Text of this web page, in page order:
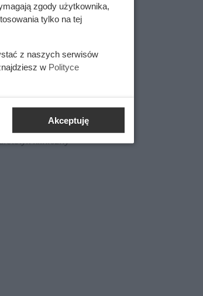
Jest bardzo
się.
kliniczny
zgody użytkownika,
tylko na tej
z naszych serwisów
w Polityce
Akceptuję